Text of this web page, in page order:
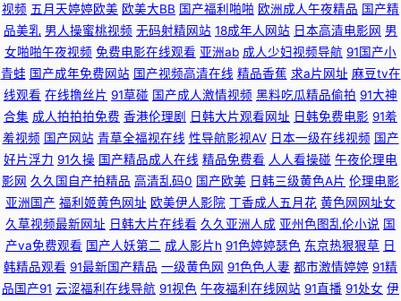
站 中文字幕自拍一区 97超碰草草 深爱五月天激情 97欧美人妻一区二区 丝袜
足交射精 97色永久 午夜国产老熟女 传媒免费版91 国产精品久久中文字 先锋
影音资源AV站 91网页在线观看 韩国色网深爱网 91白丝尤物 国产96视频网站
探花视频91 99福利网 日韩操B视频 免费阿Ⅴ 狠狠日综合网 91啪视频网站 欧
美不卡成人在线 91专区在线 欧美专区线路一 avttAV51 久91c 亚洲视频国产
ts 91香蕉综合操网 亚洲主播国产 久久艹精品在线 91蜜臀在线观看入口 日本
视频 五月天婷婷欧美 欧美大BB 国产福利啪啪 欧洲成人午夜精品 国产精
品美乳 男人操蜜桃视频 无码射精网站 18成年人网站 日本高清电影网 男
女啪啪午夜视频 免费电影在线观看 亚洲ab 成人少妇视频导航 91国产小
青蛙 国产成年免费网站 国产视频高清在线 精品香蕉 求a片网址 麻豆tv在
线观看 在线撸丝片 91草碰 国产成人激情视频 黑料吃瓜精品偷拍 91大神
合集 成人拍拍拍免费 香港伦理剧 日韩大片观看网址 日韩免费电影 91羞
羞视频 国产网站 青草全福视在线 性导航影视AV 日本一级在线视频 国产
好片浮力 91久操 国产精品成人在线 精品免费看 人人看操碰 午夜伦理电
影网 久久国自产拍精品 高清乱码0 国产欧美 日韩三级黄色A片 伦理电影
亚洲国产 福利姬黄色网址 欧美伊人影院 丁香成人五月花 黄色网网址女
久草视频最新网址 日韩大片在线看 久久亚洲人成 亚州色图乱伦小说 国
产va免费观看 国产人妖第二 成人影片h 91色婷婷瑟色 东京热狠狠草 日
韩精品观看 91最新国产精品 一级黄色网 91色色人妻 都市激情婷婷 91精
品国产91 云涩福利在线导航 91视色 午夜福利在线网站 91直播 91处女 伊